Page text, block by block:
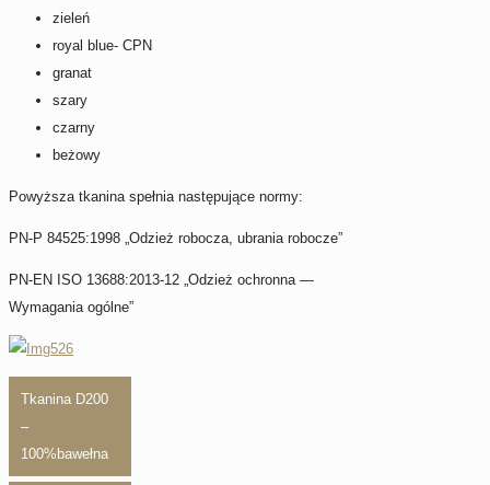
zieleń
royal blue- CPN
granat
szary
czarny
beżowy
Powyższa tkanina spełnia następujące normy:
PN-P 84525:1998 „Odzież robocza, ubrania robocze”
PN-EN ISO 13688:2013-12 „Odzież ochronna —
Wymagania ogólne”
Tkanina D200
–
100%bawełna